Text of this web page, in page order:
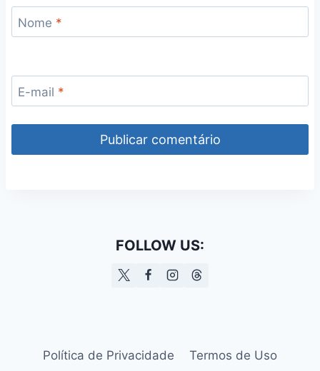
Nome *
E-mail *
FOLLOW US:
Política de Privacidade Termos de Uso